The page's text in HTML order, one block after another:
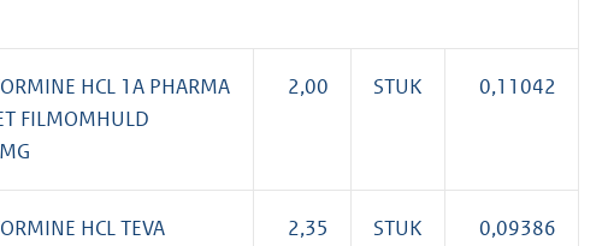
HCL 1A PHARMA
FILMOMHULD
2,00 STUK 0,11042
HCL TEVA
2,35 STUK 0,09386